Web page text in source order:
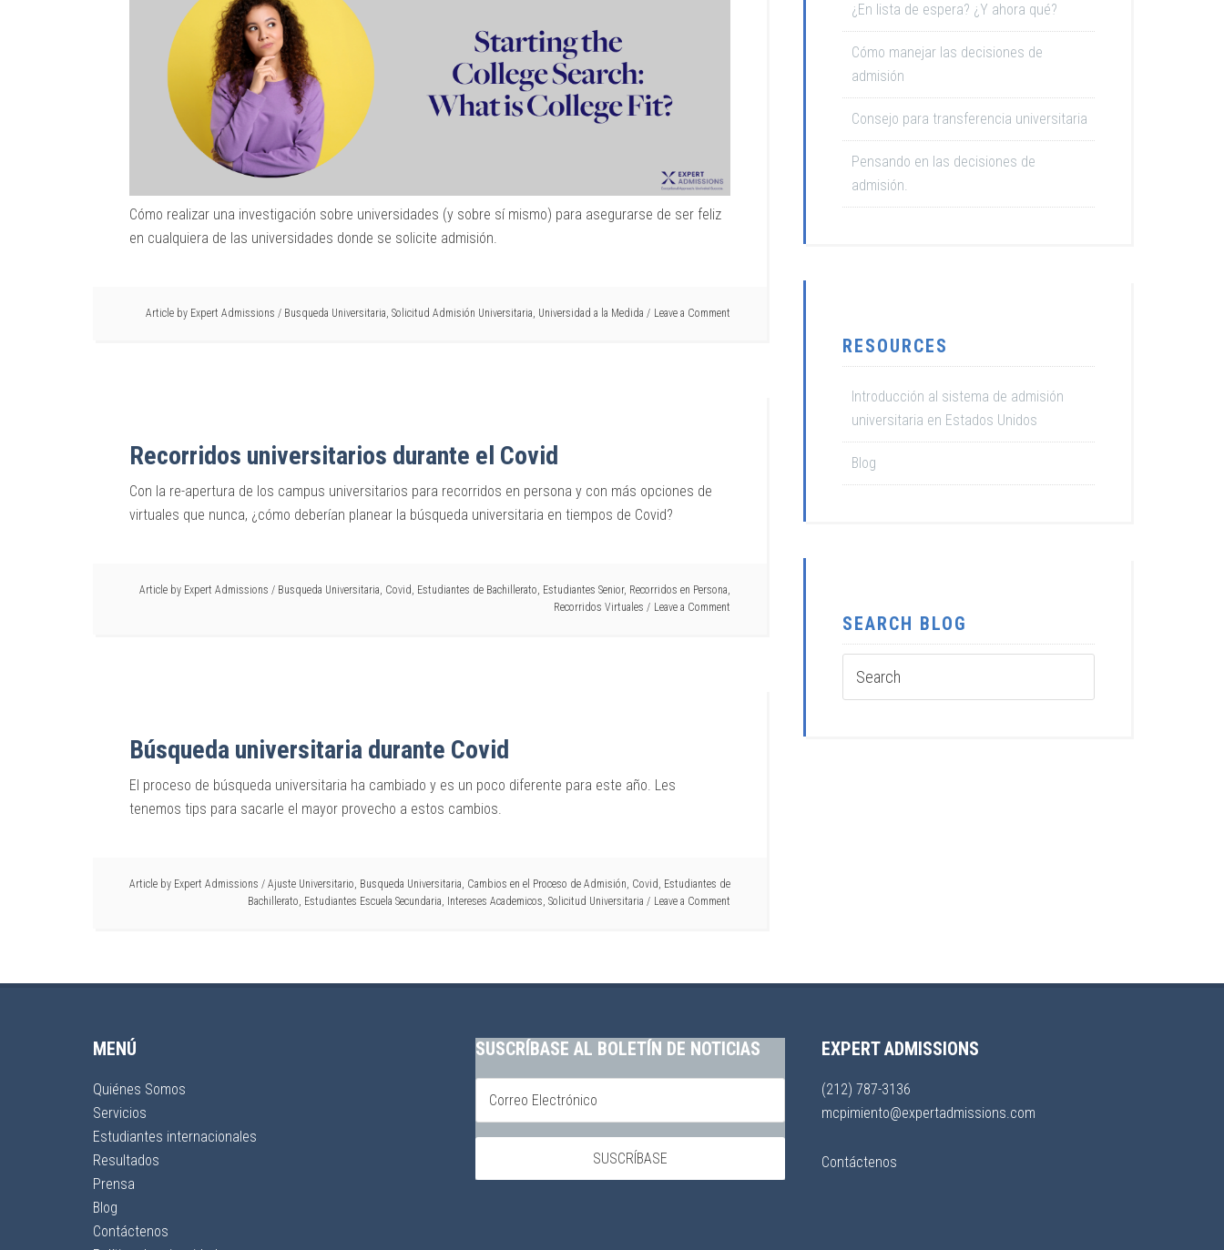
Cómo realizar una investigación sobre universidades (y sobre sí mismo) para asegurarse de ser feliz
en cualquiera de las universidades donde se solicite admisión.
Article by Expert Admissions / Busqueda Universitaria, Solicitud Admisión Universitaria, Universidad a la Medida Leave a Comment
Recorridos universitarios durante el Covid
Con la re-apertura de los campus universitarios para recorridos en persona y con más opciones de
virtuales que nunca, ¿cómo deberían planear la búsqueda universitaria en tiempos de Covid?
Article by Expert Admissions / Busqueda Universitaria, Covid, Estudiantes de Bachillerato, Estudiantes Senior, Recorridos en Persona,
Recorridos Virtuales
Leave a Comment
Búsqueda universitaria durante Covid
El proceso de búsqueda universitaria ha cambiado y es un poco diferente para este año. Les
tenemos tips para sacarle el mayor provecho a estos cambios.
Article by Expert Admissions / Ajuste Universitario, Busqueda Universitaria, Cambios en el Proceso de Admisión, Covid, Estudiantes de
Bachillerato, Estudiantes Escuela Secundaria, Intereses Academicos, Solicitud Universitaria Leave a Comment
¿En lista de espera? ¿Y ahora qué?
Cómo manejar las decisiones de
admisión
Consejo para transferencia universitaria
Pensando en las decisiones de
admisión.
RESOURCES
Introducción al sistema de admisión
universitaria en Estados Unidos
Blog
SEARCH BLOG
MENÚ
Quiénes Somos
Servicios
Estudiantes internacionales
Resultados
Prensa
Blog
Contáctenos
SUSCRÍBASE AL BOLETÍN DE NOTICIAS EXPERT ADMISSIONS
(212) 787-3136
mcpimiento@expertadmissions.com
Contáctenos